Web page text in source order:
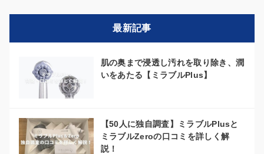
最新記事
肌の奥まで浸透し汚れを取り除き、潤
いをあたる【ミラブルPlus】
【50人に独自調査】ミラブルPlusと
ミラブルZeroの口コミを詳しく解
説！